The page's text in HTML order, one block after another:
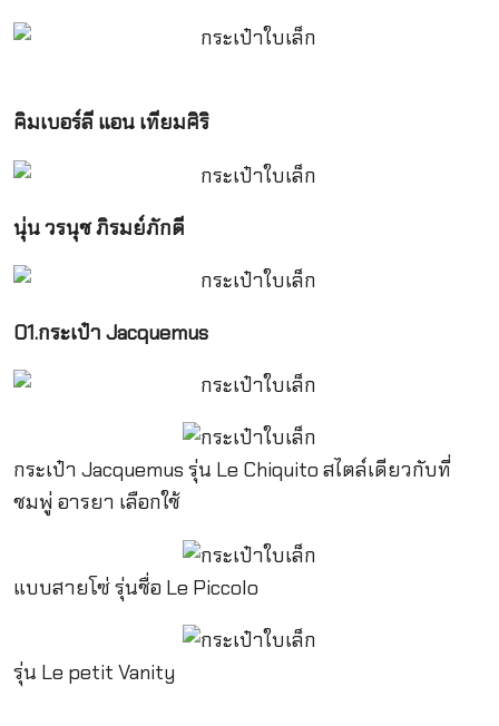
คิมเบอร์ลี แอน เทียมศิริ
นุ่น วรนุช ภิรมย์ภักดี
01.กระเป๋า Jacquemus
กระเป๋า Jacquemus รุ่น Le Chiquito สไตล์เดียวกับที่
ชมพู่ อารยา เลือกใช้
แบบสายโซ่ รุ่นชื่อ Le Piccolo
รุ่น Le petit Vanity